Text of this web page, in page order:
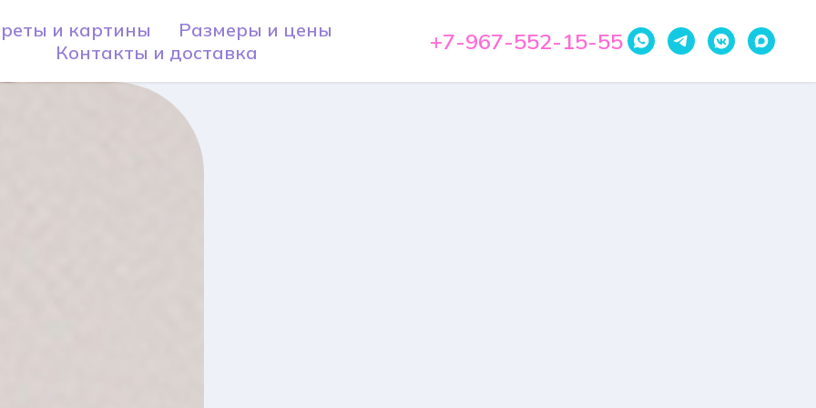
и картины
Размеры и цены
Контакты и доставка
+7-967-552-15-55